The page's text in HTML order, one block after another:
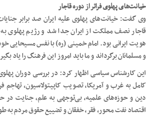
خیانت‌های پهلوی فراتر از دوره قاجار
وی گفت: خیانت‌های پهلوی علیه ایران صد برابر
قاجار نصف مملکت از ایران جدا شد و رژیم پهلوی
هویت ایرانی بود. امام خمینی (ره) با نفس مسیحایی خود
و مسلمانان برگرداند و ما باید امروز این فرهنگ را یاد
این کارشناس سیاسی اظهار کرد: در بررسی دوران
کامل به غرب و آمریکا، تصویب کاپیتولاسیون، تهاجم
دین و حوزه‌های علمیه، بی‌توجهی به علم، جنایت در
اقتصاد نفت محور، فقر، خفقان و تضییع حقوق مردم